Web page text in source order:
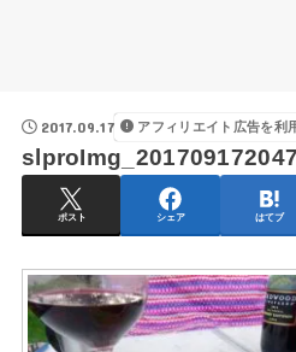
2017.09.17 アフィリエイト広告を利
ポスト シェア はてブ